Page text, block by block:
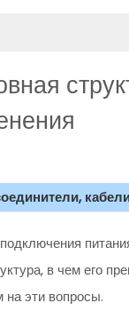
в чем его
на эти